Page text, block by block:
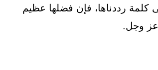
كلمة رددناها، فإن فضلها عظيم
عز وجل.